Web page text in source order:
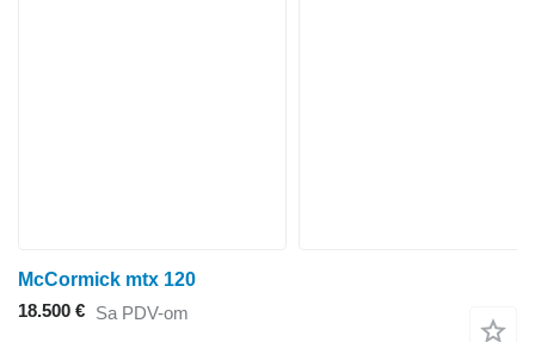
McCormick mtx 120
18.500 € Sa PDV-om